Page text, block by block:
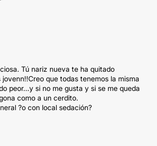
Tú nariz nueva te ha quitado
que todas tenemos la misma
peor...y si no me gusta y si se me queda
como a un cerdito.
?o con local sedación?